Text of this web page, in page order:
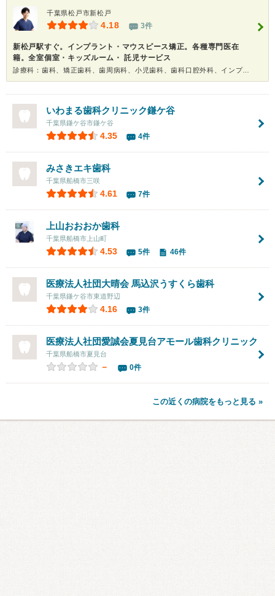
千葉県松戸市新松戸
4.18 3件
新松戸駅すぐ。インプラント・マウスピース矯正。各種専門医在
籍。全室個室・キッズルーム・ 託児サービス
診療科：歯科、矯正歯科、歯周病科、小児歯科、歯科口腔外科、インプラント、ホワイトニング
いわまる歯科クリニック鎌ケ谷
千葉県鎌ケ谷市鎌ケ谷
4.35 4件
みさきエキ歯科
千葉県船橋市三咲
4.61 7件
上山おおおか歯科
千葉県船橋市上山町
4.53 5件 46件
医療法人社団大晴会 馬込沢うすくら歯科
千葉県鎌ケ谷市東道野辺
4.16 3件
医療法人社団愛誠会夏見台アモール歯科クリニック
千葉県船橋市夏見台
－ 0件
この近くの病院をもっと見る »